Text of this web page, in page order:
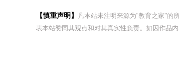
【慎重声明】
凡本站未注明来源为"教育之家"的
表本站赞同其观点和对其真实性负责。如因作品